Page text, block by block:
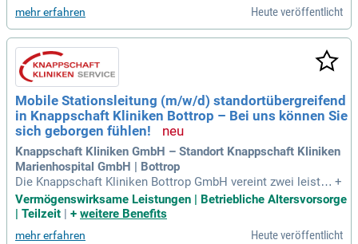
mehr erfahren Heute veröffentlicht
Mobile Stationsleitung (m/w/d) standortübergreifend
in Knappschaft Kliniken Bottrop – Bei uns können Sie
sich geborgen fühlen!
Knappschaft Kliniken GmbH – Standort Knappschaft Kliniken
Marienhospital GmbH | Bottrop
Die Knappschaft Kliniken Bottrop GmbH vereint zwei leistun
gsstarke Krankenhausstandorte unter einem Dach: Die Knap
pschaft Kliniken Bottrop und die Knappschaft Kliniken Marie
+
Vermögenswirksame Leistungen | Betriebliche Altersvorsorge
| Teilzeit | + weitere Benefits
mehr erfahren Heute veröffentlicht